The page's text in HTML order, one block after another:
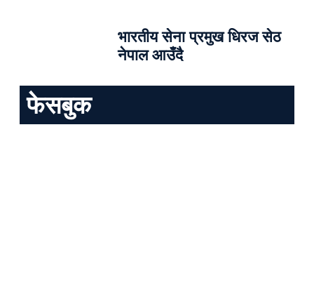
भारतीय सेना प्रमुख धिरज सेठ
नेपाल आउँदै
फेसबुक